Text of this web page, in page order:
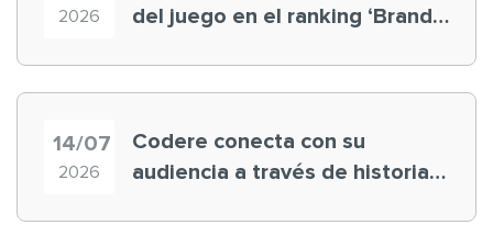
2026
del juego en el ranking ‘Brand
14/07
2026
Codere conecta con su
audiencia a través de historias